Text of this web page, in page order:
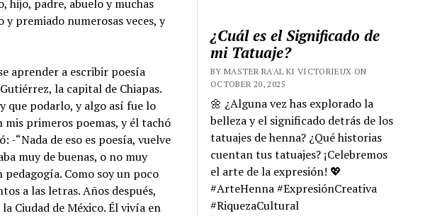
hijo, padre, abuelo y muchas
premiado numerosas veces, y
aprender a escribir poesía
la capital de Chiapas.
que podarlo, y algo así fue lo
primeros poemas, y él tachó
-“Nada de eso es poesía, vuelve
muy de buenas, o no muy
Como soy un poco
a las letras. Años después,
Ciudad de México. Él vivía en
¿Cuál es el Significado de
mi Tatuaje?
BY MASTER RA'AL KI VICTORIEUX ON
OCTOBER 20, 2025
🌼 ¿Alguna vez has explorado la
belleza y el significado detrás de los
tatuajes de henna? ¿Qué historias
cuentan tus tatuajes? ¡Celebremos
el arte de la expresión! 💖
#ArteHenna #ExpresiónCreativa
#RiquezaCultural